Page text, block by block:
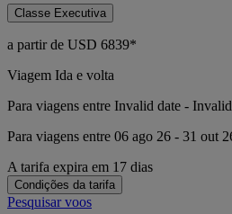
Classe Executiva
a partir de USD 6839*
Viagem Ida e volta
Para viagens entre Invalid date -
Para viagens entre 06 ago 26 - 31 out
A tarifa expira em 17 dias
Condições da tarifa
Pesquisar voos